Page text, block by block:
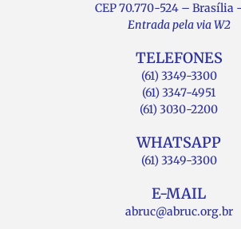
CEP 70.770-524 – Brasília
Entrada pela via W2
TELEFONES
(61) 3349-3300
(61) 3347-4951
(61) 3030-2200
WHATSAPP
(61) 3349-3300
E-MAIL
abruc@abruc.org.br